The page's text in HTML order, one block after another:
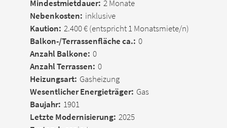
Mindestmietdauer: 2 Monate
Nebenkosten: inklusive
Kaution: 2.400 €(entspricht 1 Monatsmiete/n)
Balkon-/Terrassen­fläche ca.: 0
Anzahl Balkone: 0
Anzahl Terrassen: 0
Heizungsart: Gasheizung
Wesentlicher Energieträger: Gas
Baujahr: 1901
Letzte Modernisierung: 2025